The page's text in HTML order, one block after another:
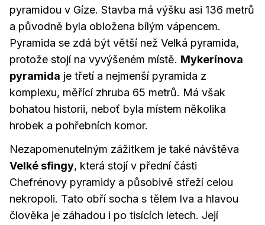
pyramidou v Gíze. Stavba má výšku asi 136 metrů
a původně byla obložena bílým vápencem.
Pyramida se zdá být větší než Velká pyramida,
protože stojí na vyvýšeném místě. Mykerínova
pyramida je třetí a nejmenší pyramida z
komplexu, měřící zhruba 65 metrů. Má však
bohatou historii, neboť byla místem několika
hrobek a pohřebních komor.
Nezapomenutelným zážitkem je také návštěva
Velké sfingy, která stojí v přední části
Chefrénovy pyramidy a působivě střeží celou
nekropoli. Tato obří socha s tělem lva a hlavou
člověka je záhadou i po tisících letech. Její